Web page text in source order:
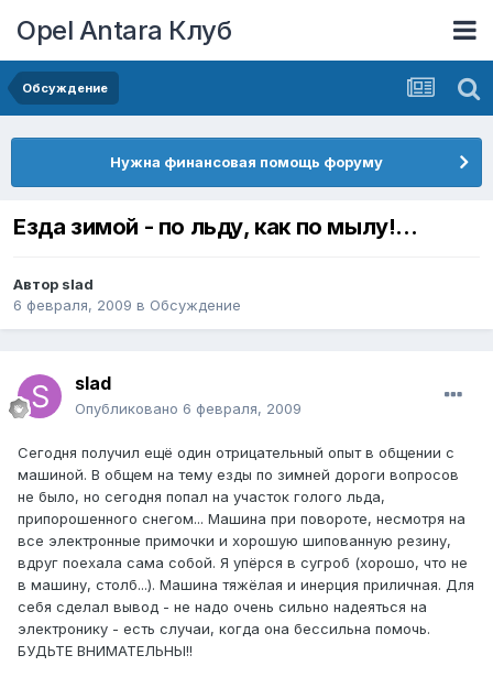
Opel Antara Клуб
Обсуждение
Нужна финансовая помощь форуму
Езда зимой - по льду, как по мылу!...
Автор slad
6 февраля, 2009 в Обсуждение
slad
Опубликовано 6 февраля, 2009
Сегодня получил ещё один отрицательный опыт в общении с
машиной. В общем на тему езды по зимней дороги вопросов
не было, но сегодня попал на участок голого льда,
припорошенного снегом... Машина при повороте, несмотря на
все электронные примочки и хорошую шипованную резину,
вдруг поехала сама собой. Я упёрся в сугроб (хорошо, что не
в машину, столб...). Машина тяжёлая и инерция приличная. Для
себя сделал вывод - не надо очень сильно надеяться на
электронику - есть случаи, когда она бессильна помочь.
БУДЬТЕ ВНИМАТЕЛЬНЫ!!